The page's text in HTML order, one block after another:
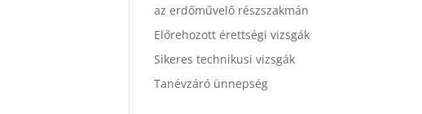
az erdőművelő részszakmán
Előrehozott érettségi vizsgák
Sikeres technikusi vizsgák
Tanévzáró ünnepség